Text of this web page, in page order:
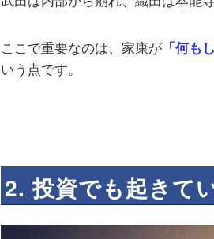
ここで重要なのは、家康が 「何も
いう点です。
2. 投資でも起きて